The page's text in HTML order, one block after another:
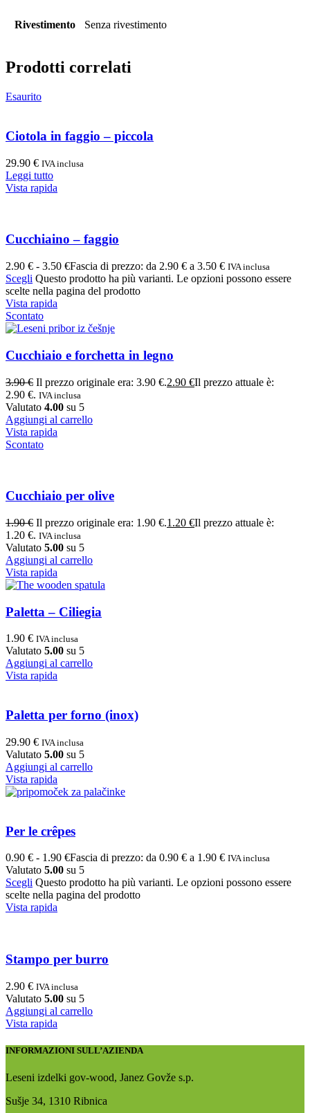
Rivestimento Senza rivestimento
Prodotti correlati
Esaurito
Ciotola in faggio – piccola
29.90 € IVA inclusa
Leggi tutto
Vista rapida
Cucchiaino – faggio
2.90 € - 3.50 €Fascia di prezzo: da 2.90 € a 3.50 € IVA inclusa
Scegli Questo prodotto ha più varianti. Le opzioni possono essere
scelte nella pagina del prodotto
Vista rapida
Scontato
Cucchiaio e forchetta in legno
3.90€ Il prezzo originale era: 3.90 €.2.90 €Il prezzo attuale è:
2.90 €. IVA inclusa
Valutato 4.00 su 5
Aggiungi al carrello
Vista rapida
Scontato
Cucchiaio per olive
1.90€ Il prezzo originale era: 1.90 €.1.20 €Il prezzo attuale è:
1.20 €. IVA inclusa
Valutato 5.00 su 5
Aggiungi al carrello
Vista rapida
Paletta – Ciliegia
1.90 € IVA inclusa
Valutato 5.00 su 5
Aggiungi al carrello
Vista rapida
Paletta per forno (inox)
29.90 € IVA inclusa
Valutato 5.00 su 5
Aggiungi al carrello
Vista rapida
Per le crêpes
0.90 € - 1.90 €Fascia di prezzo: da 0.90 € a 1.90 € IVA inclusa
Valutato 5.00 su 5
Scegli Questo prodotto ha più varianti. Le opzioni possono essere
scelte nella pagina del prodotto
Vista rapida
Stampo per burro
2.90 € IVA inclusa
Valutato 5.00 su 5
Aggiungi al carrello
Vista rapida
INFORMAZIONI SULL’AZIENDA
Leseni izdelki gov-wood, Janez Govže s.p.
Sušje 34, 1310 Ribnica